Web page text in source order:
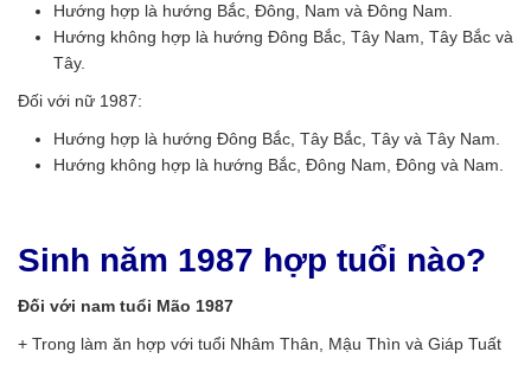
Hướng hợp là hướng Bắc, Đông, Nam và Đông Nam.
Hướng không hợp là hướng Đông Bắc, Tây Nam, Tây Bắc và
Tây.
Đối với nữ 1987:
Hướng hợp là hướng Đông Bắc, Tây Bắc, Tây và Tây Nam.
Hướng không hợp là hướng Bắc, Đông Nam, Đông và Nam.
Sinh năm 1987 hợp tuổi nào?
Đối với nam tuổi Mão 1987
+ Trong làm ăn hợp với tuổi Nhâm Thân, Mậu Thìn và Giáp Tuất